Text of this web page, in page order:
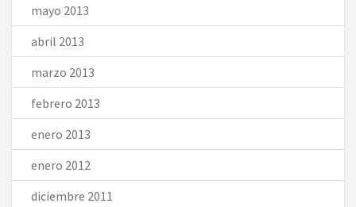
mayo 2013
abril 2013
marzo 2013
febrero 2013
enero 2013
enero 2012
diciembre 2011